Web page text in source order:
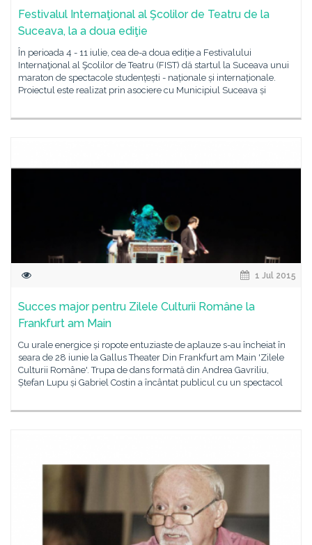
Festivalul Internaţional al Şcolilor de Teatru de la
Suceava, la a doua ediţie
În perioada 4 - 11 iulie, cea de-a doua ediție a Festivalului
Internaţional al Şcolilor de Teatru (FIST) dă startul la Suceava unui
maraton de spectacole studențești - naționale și internaționale.
Proiectul este realizat prin asociere cu Municipiul Suceava și
1 Jul 2015
Succes major pentru Zilele Culturii Române la
Frankfurt am Main
Cu urale energice și ropote entuziaste de aplauze s-au încheiat în
seara de 28 iunie la Gallus Theater Din Frankfurt am Main 'Zilele
Culturii Române'. Trupa de dans formată din Andrea Gavriliu,
Ștefan Lupu și Gabriel Costin a încântat publicul cu un spectacol